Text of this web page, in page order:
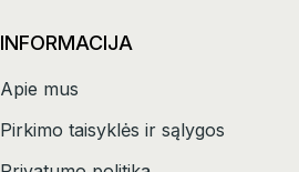
INFORMACIJA
Apie mus
Pirkimo taisyklės ir sąlygos